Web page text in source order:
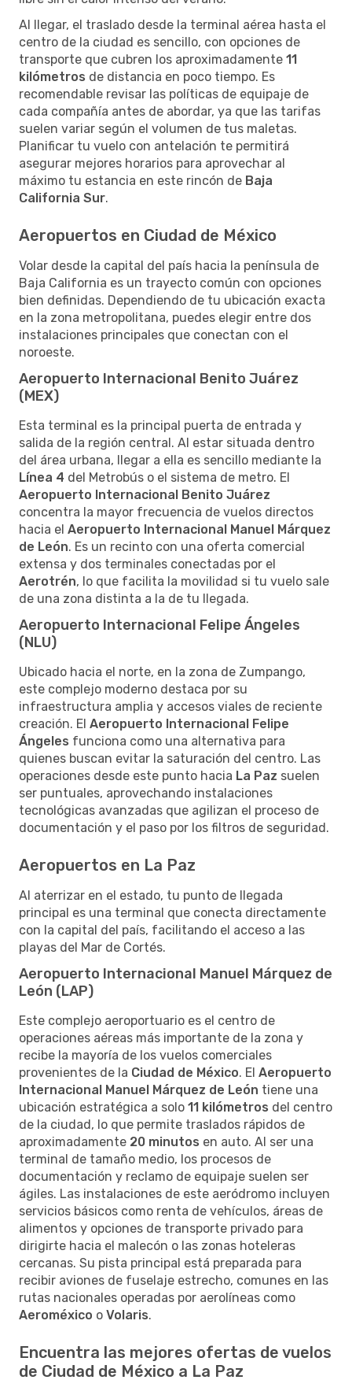
Al llegar, el traslado desde la terminal aérea hasta el
centro de la ciudad es sencillo, con opciones de
transporte que cubren los aproximadamente 11
kilómetros de distancia en poco tiempo. Es
recomendable revisar las políticas de equipaje de
cada compañía antes de abordar, ya que las tarifas
suelen variar según el volumen de tus maletas.
Planificar tu vuelo con antelación te permitirá
asegurar mejores horarios para aprovechar al
máximo tu estancia en este rincón de Baja
California Sur.
Aeropuertos en Ciudad de México
Volar desde la capital del país hacia la península de
Baja California es un trayecto común con opciones
bien definidas. Dependiendo de tu ubicación exacta
en la zona metropolitana, puedes elegir entre dos
instalaciones principales que conectan con el
noroeste.
Aeropuerto Internacional Benito Juárez
(MEX)
Esta terminal es la principal puerta de entrada y
salida de la región central. Al estar situada dentro
del área urbana, llegar a ella es sencillo mediante la
Línea 4 del Metrobús o el sistema de metro. El
Aeropuerto Internacional Benito Juárez
concentra la mayor frecuencia de vuelos directos
hacia el Aeropuerto Internacional Manuel Márquez
de León. Es un recinto con una oferta comercial
extensa y dos terminales conectadas por el
Aerotrén, lo que facilita la movilidad si tu vuelo sale
de una zona distinta a la de tu llegada.
Aeropuerto Internacional Felipe Ángeles
(NLU)
Ubicado hacia el norte, en la zona de Zumpango,
este complejo moderno destaca por su
infraestructura amplia y accesos viales de reciente
creación. El Aeropuerto Internacional Felipe
Ángeles funciona como una alternativa para
quienes buscan evitar la saturación del centro. Las
operaciones desde este punto hacia La Paz suelen
ser puntuales, aprovechando instalaciones
tecnológicas avanzadas que agilizan el proceso de
documentación y el paso por los filtros de seguridad.
Aeropuertos en La Paz
Al aterrizar en el estado, tu punto de llegada
principal es una terminal que conecta directamente
con la capital del país, facilitando el acceso a las
playas del Mar de Cortés.
Aeropuerto Internacional Manuel Márquez de
León (LAP)
Este complejo aeroportuario es el centro de
operaciones aéreas más importante de la zona y
recibe la mayoría de los vuelos comerciales
provenientes de la Ciudad de México. El Aeropuerto
Internacional Manuel Márquez de León tiene una
ubicación estratégica a solo 11 kilómetros del centro
de la ciudad, lo que permite traslados rápidos de
aproximadamente 20 minutos en auto. Al ser una
terminal de tamaño medio, los procesos de
documentación y reclamo de equipaje suelen ser
ágiles. Las instalaciones de este aeródromo incluyen
servicios básicos como renta de vehículos, áreas de
alimentos y opciones de transporte privado para
dirigirte hacia el malecón o las zonas hoteleras
cercanas. Su pista principal está preparada para
recibir aviones de fuselaje estrecho, comunes en las
rutas nacionales operadas por aerolíneas como
Aeroméxico o Volaris.
Encuentra las mejores ofertas de vuelos
de Ciudad de México a La Paz